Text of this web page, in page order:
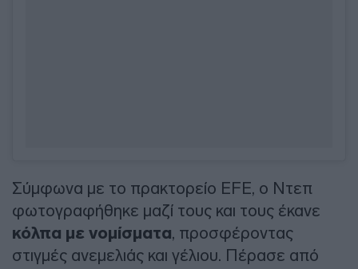
Σύμφωνα με το πρακτορείο EFE, ο Ντεπ
φωτογραφήθηκε μαζί τους και τους έκανε
κόλπα με νομίσματα, προσφέροντας
στιγμές ανεμελιάς και γέλιου. Πέρασε από